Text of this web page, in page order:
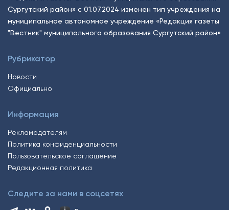
Сургутский район» с 01.07.2024 изменен тип учреждения на
муниципальное автономное учреждение «Редакция газеты
"Вестник" муниципального образования Сургутский район»
Рубрикатор
Новости
Официально
Информация
Рекламодателям
Политика конфиденциальности
Пользовательское соглашение
Редакционная политика
Следите за нами в соцсетях